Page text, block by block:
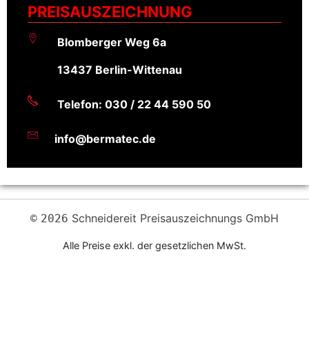
PREISAUSZEICHNUNG
Blomberger Weg 6a
13437 Berlin-Wittenau
Telefon: 030 / 22 44 590 50
info@bermatec.de
© 2026 Schneidereit Preisauszeichnungs GmbH
Alle Preise exkl. der gesetzlichen MwSt.